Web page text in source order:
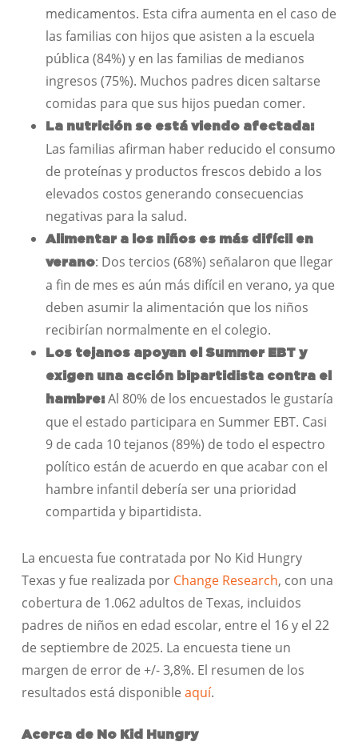
medicamentos. Esta cifra aumenta en el caso de
las familias con hijos que asisten a la escuela
pública (84%) y en las familias de medianos
ingresos (75%). Muchos padres dicen saltarse
comidas para que sus hijos puedan comer.
La nutrición se está viendo afectada:
Las familias afirman haber reducido el consumo
de proteínas y productos frescos debido a los
elevados costos generando consecuencias
negativas para la salud.
Alimentar a los niños es más difícil en
verano: Dos tercios (68%) señalaron que llegar
a fin de mes es aún más difícil en verano, ya que
deben asumir la alimentación que los niños
recibirían normalmente en el colegio.
Los tejanos apoyan el Summer EBT y
exigen una acción bipartidista contra el
hambre:Al 80% de los encuestados le gustaría
que el estado participara en Summer EBT. Casi
9 de cada 10 tejanos (89%) de todo el espectro
político están de acuerdo en que acabar con el
hambre infantil debería ser una prioridad
compartida y bipartidista.
La encuesta fue contratada por No Kid Hungry
Texas y fue realizada por Change Research, con una
cobertura de 1.062 adultos de Texas, incluidos
padres de niños en edad escolar, entre el 16 y el 22
de septiembre de 2025. La encuesta tiene un
margen de error de +/- 3,8%. El resumen de los
resultados está disponible aquí.
Acerca de No Kid Hungry